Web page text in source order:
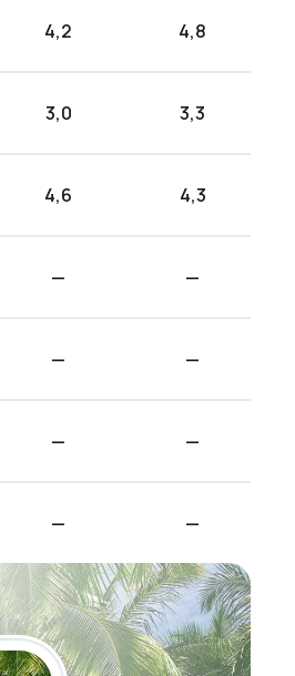
4,2 4,8
3,0 3,3
4,6 4,3
— —
— —
— —
— —